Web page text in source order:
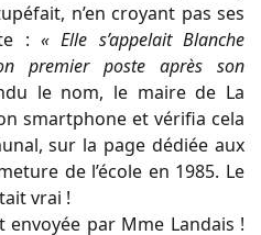
n’en croyant pas ses
: « Elle s’appelait Blanche
premier poste après son
le nom, le maire de La
smartphone et vérifia cela
sur la page dédiée aux
de l’école en 1985. Le
vrai !
par Mme Landais !